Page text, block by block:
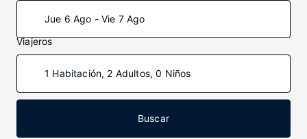
Jue 6 Ago - Vie 7 Ago
Viajeros
1 Habitación, 2 Adultos, 0 Niños
Buscar